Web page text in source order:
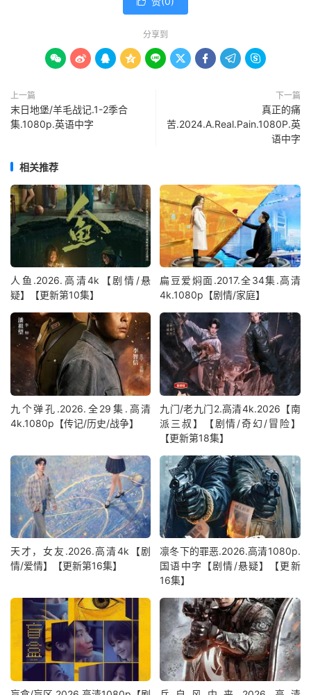
分享到
        
上一篇
末日地堡/羊毛战记.1-2季合
集.1080p.英语中字
下一篇
真正的痛
苦.2024.A.Real.Pain.1080P.英
语中字
相关推荐
人鱼.2026.高清4k【剧情/悬
疑】【更新第10集】
扁豆爱焖面.2017.全34集.高清
4k.1080p【剧情/家庭】
九个弹孔.2026.全29集.高清
4k.1080p【传记/历史/战争】
九门/老九门2.高清4k.2026【南
派三叔】【剧情/奇幻/冒险】
【更新第18集】
天才，女友.2026.高清4k【剧
情/爱情】【更新第16集】
凛冬下的罪恶.2026.高清1080p.
国语中字【剧情/悬疑】【更新
16集】